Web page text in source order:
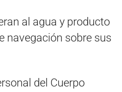
al agua y producto
navegación sobre sus
del Cuerpo